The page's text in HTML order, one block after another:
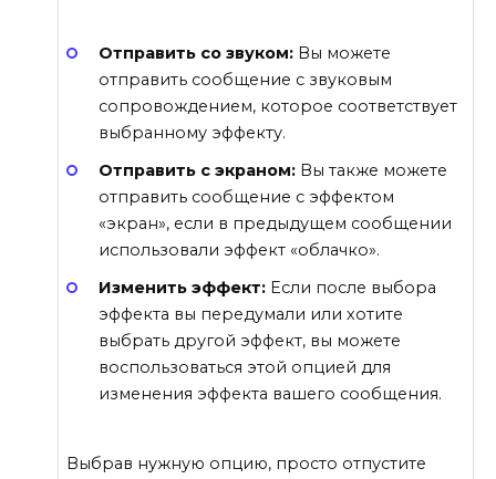
Отправить со звуком:Вы можете
отправить сообщение с звуковым
сопровождением, которое соответствует
выбранному эффекту.
Отправить с экраном:Вы также можете
отправить сообщение с эффектом
«экран», если в предыдущем сообщении
использовали эффект «облачко».
Изменить эффект:Если после выбора
эффекта вы передумали или хотите
выбрать другой эффект, вы можете
воспользоваться этой опцией для
изменения эффекта вашего сообщения.
Выбрав нужную опцию, просто отпустите